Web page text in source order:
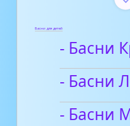
Басни для детей
- Басни
- Басни
- Басни